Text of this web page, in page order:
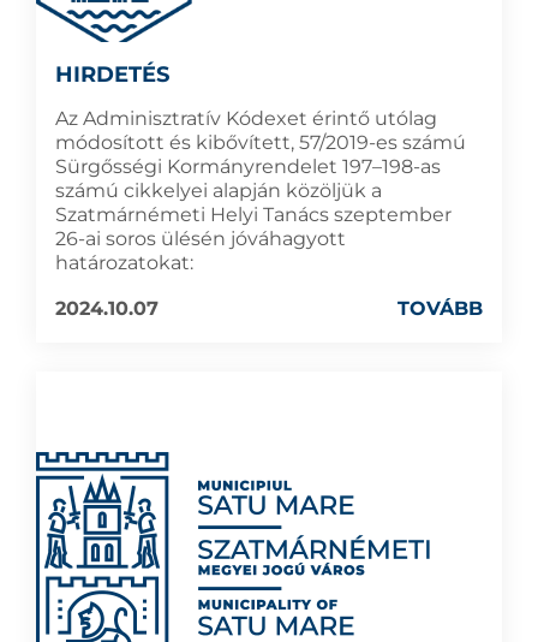
HIRDETÉS
Az Adminisztratív Kódexet érintő utólag
módosított és kibővített, 57/2019-es számú
Sürgősségi Kormányrendelet 197–198-as
számú cikkelyei alapján közöljük a
Szatmárnémeti Helyi Tanács szeptember
26-ai soros ülésén jóváhagyott
határozatokat:
2024.10.07
TOVÁBB